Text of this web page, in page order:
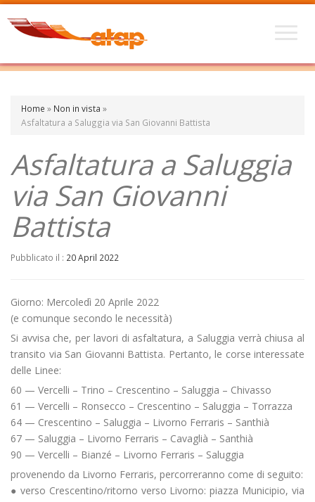
Home » Non in vista »
Asfaltatura a Saluggia via San Giovanni Battista
Asfaltatura a Saluggia
via San Giovanni
Battista
Pubblicato il : 20 April 2022
Giorno: Mercoledì 20 Aprile 2022
(e comunque secondo le necessità)
Si avvisa che, per lavori di asfaltatura, a Saluggia verrà chiusa al
transito via San Giovanni Battista. Pertanto, le corse interessate
delle Linee:
60 — Vercelli – Trino – Crescentino – Saluggia – Chivasso
61 — Vercelli – Ronsecco – Crescentino – Saluggia – Torrazza
64 — Crescentino – Saluggia – Livorno Ferraris – Santhià
67 — Saluggia – Livorno Ferraris – Cavaglià – Santhià
90 — Vercelli – Bianzé – Livorno Ferraris – Saluggia
provenendo da Livorno Ferraris, percorreranno come di seguito:
● verso Crescentino/ritorno verso Livorno: piazza Municipio, via